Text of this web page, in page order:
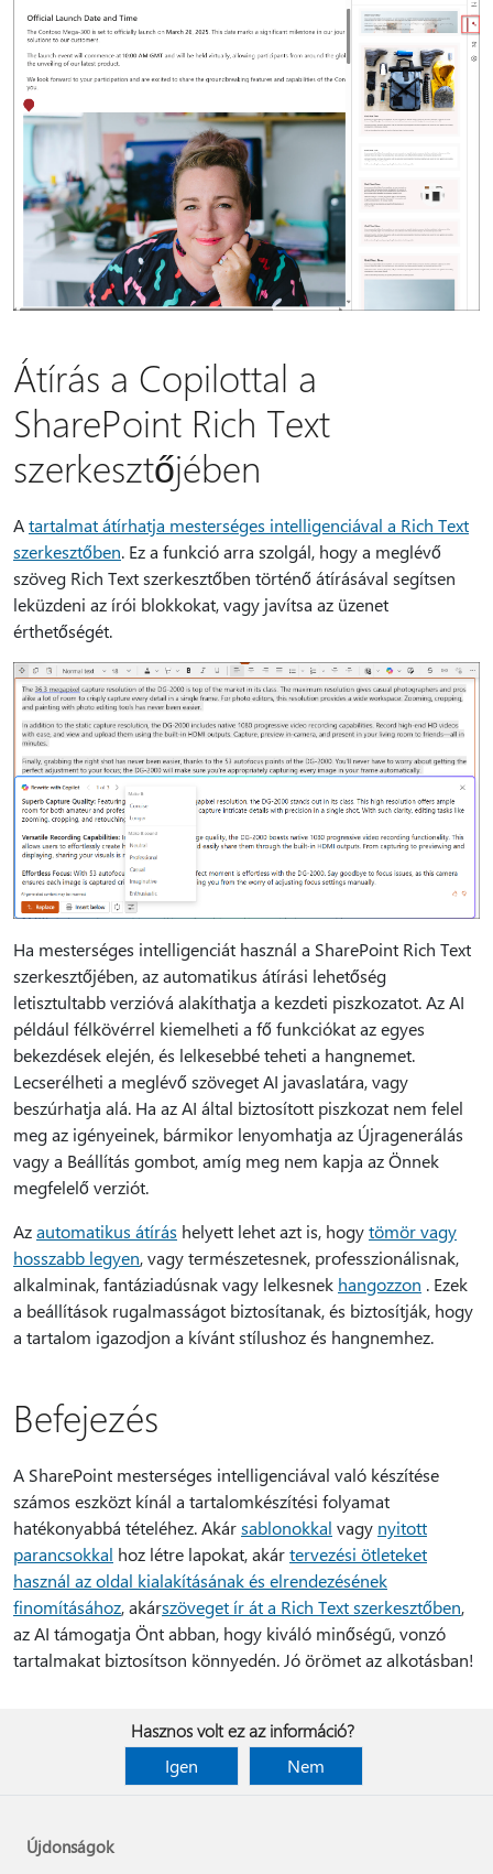
Átírás a Copilottal a
SharePoint Rich Text
szerkesztőjében
Atartalmat átírhatja mesterséges intelligenciával a Rich Text
szerkesztőben. Ez a funkció arra szolgál, hogy a meglévő
szöveg Rich Text szerkesztőben történő átírásával segítsen
leküzdeni az írói blokkokat, vagy javítsa az üzenet
érthetőségét.
Ha mesterséges intelligenciát használ a SharePoint Rich Text
szerkesztőjében, az automatikus átírási lehetőség
letisztultabb verzióvá alakíthatja a kezdeti piszkozatot. Az AI
például félkövérrel kiemelheti a fő funkciókat az egyes
bekezdések elején, és lelkesebbé teheti a hangnemet.
Lecserélheti a meglévő szöveget AI javaslatára, vagy
beszúrhatja alá. Ha az AI által biztosított piszkozat nem felel
meg az igényeinek, bármikor lenyomhatja az Újragenerálás
vagy a Beállítás gombot, amíg meg nem kapja az Önnek
megfelelő verziót.
Azautomatikus átírás helyett lehet azt is, hogytömör vagy
hosszabb legyen, vagy természetesnek, professzionálisnak,
alkalminak, fantáziadúsnak vagy lelkesnek hangozzon . Ezek
a beállítások rugalmasságot biztosítanak, és biztosítják, hogy
a tartalom igazodjon a kívánt stílushoz és hangnemhez.
Befejezés
A SharePoint mesterséges intelligenciával való készítése
számos eszközt kínál a tartalomkészítési folyamat
hatékonyabbá tételéhez. Akársablonokkal vagy nyitott
parancsokkal hoz létre lapokat, akártervezési ötleteket
használ az oldal kialakításának és elrendezésének
finomításához, akárszöveget ír át a Rich Text szerkesztőben,
az AI támogatja Önt abban, hogy kiváló minőségű, vonzó
tartalmakat biztosítson könnyedén. Jó örömet az alkotásban!
Hasznos volt ez az információ?
Igen
Nem
Újdonságok